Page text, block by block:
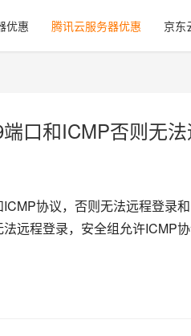
优惠 腾讯云服务器优惠 京东
口和ICMP否则无
协议，否则无法远程登录
远程登录，安全组允许ICMP